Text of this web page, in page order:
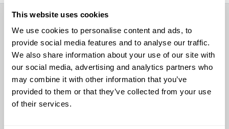
This website uses cookies
We use cookies to personalise content and ads, to
provide social media features and to analyse our traffic.
We also share information about your use of our site with
our social media, advertising and analytics partners who
may combine it with other information that you’ve
provided to them or that they’ve collected from your use
of their services.
Servizi aggiuntivi
Ritiro Usato
I nostri esperti ti forniranno una valutazione gratuita della